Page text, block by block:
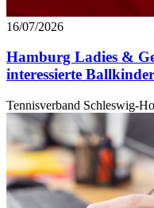
16/07/2026
Hamburg Ladies &
interessierte Ballkinder
Tennisverband Schleswig-